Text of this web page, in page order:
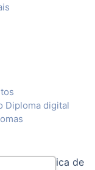
Diploma digital
Política de